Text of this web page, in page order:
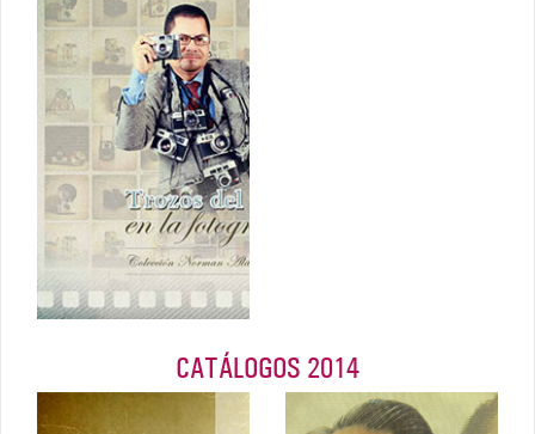
Trozos del
ayer en la
fotografía
Febrero 2015
CATÁLOGOS 2014
De la